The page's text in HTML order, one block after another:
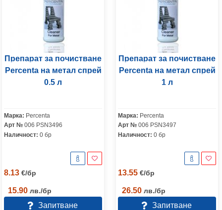
Препарат за почистване
Percenta на метал спрей
0.5 л
Марка: Percenta
Арт № 006 PSN3496
Наличност: 0 бр
8.13 €/бр
15.90 лв./бр
Запитване
Препарат за почистване
Percenta на метал спрей
1 л
Марка: Percenta
Арт № 006 PSN3497
Наличност: 0 бр
13.55 €/бр
26.50 лв./бр
Запитване